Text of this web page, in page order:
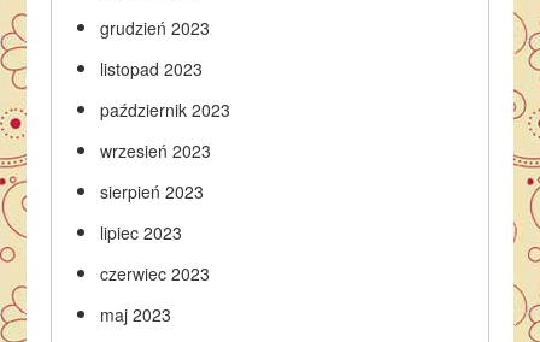
grudzień 2023
listopad 2023
październik 2023
wrzesień 2023
sierpień 2023
lipiec 2023
czerwiec 2023
maj 2023